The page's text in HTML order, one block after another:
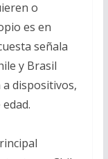
o
es en
señala
y Brasil
a dispositivos,